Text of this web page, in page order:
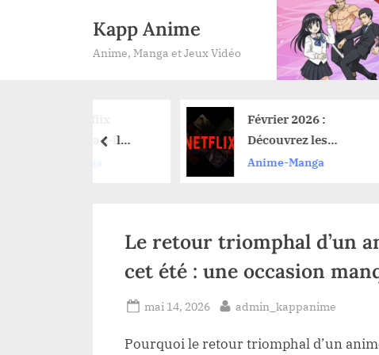
Kapp Anime
Anime, Manga et Jeux Vidéo
Février 2026 :
Découvrez les
nouveautés anime sur
Netflix et leurs dates
Anime-Manga
prev
Le retour triomphal d’un
cet été : une occasion
Posted
mai 14, 2026 By
admin_kappanime
Pourquoi le retour triomphal d’un